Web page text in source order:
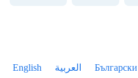
English العربية Български